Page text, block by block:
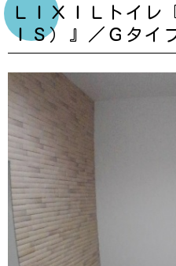
ＬＩＸＩＬトイレ
ＩＳ）』／Ｇタイ